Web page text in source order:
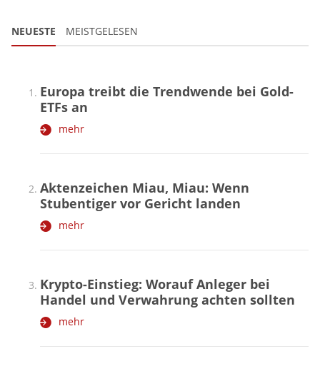
NEUESTE MEISTGELESEN
Europa treibt die Trendwende bei Gold-
ETFs an
mehr
Aktenzeichen Miau, Miau: Wenn
Stubentiger vor Gericht landen
mehr
Krypto-Einstieg: Worauf Anleger bei
Handel und Verwahrung achten sollten
mehr